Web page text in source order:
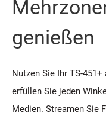
genießen
Nutzen Sie Ihr TS-
erfüllen Sie jeden
Medien. Streamen Sie